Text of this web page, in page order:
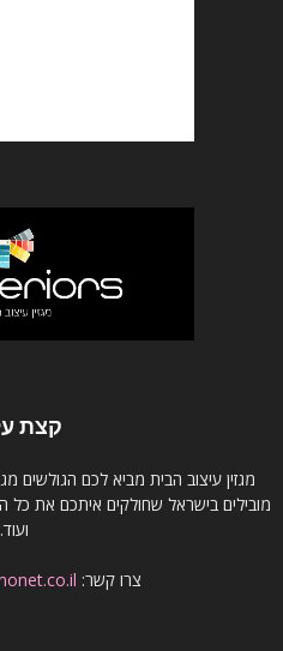
קצת
מגזין עיצוב הבית מביא לכם הגולשים
מובילים בישראל שחולקים איתכם את כל
ועוד.
צרו קשר: